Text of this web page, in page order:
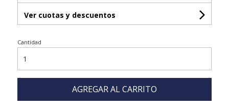
Ver cuotas y descuentos
Cantidad
AGREGAR AL CARRITO